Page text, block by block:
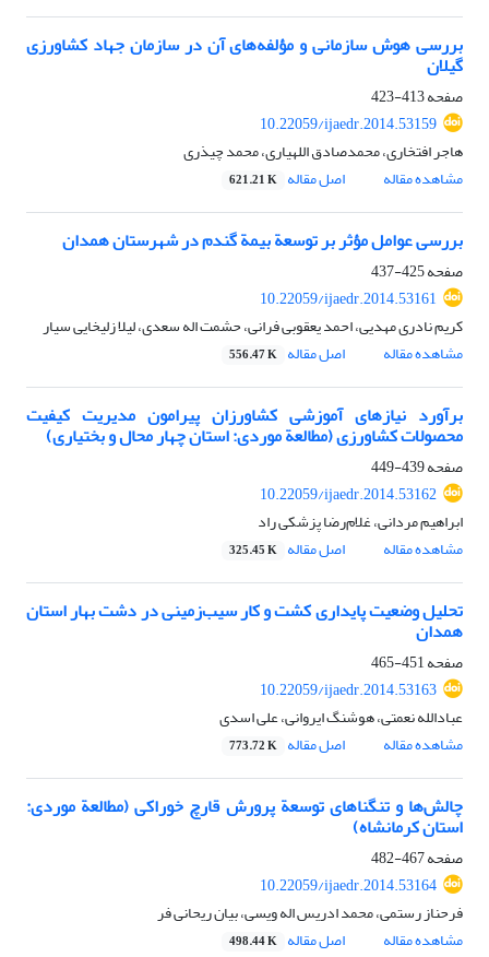
بررسی هوش سازمانی و مؤلفه‌های آن در سازمان جهاد کشاورزی
گیلان
صفحه413-423
10.22059/ijaedr.2014.53159
هاجر افتخاری، محمدصادق اللهیاری، محمد چیذری
مشاهده مقاله
اصل مقاله 621.21 K
بررسی عوامل مؤثر بر توسعة بیمة گندم در شهرستان همدان
صفحه425-437
10.22059/ijaedr.2014.53161
کریم نادری مهدیی، احمد یعقوبی فرانی، حشمت اله سعدی، لیلا زلیخایی سیار
مشاهده مقاله
اصل مقاله 556.47 K
برآورد نیازهای آموزشی کشاورزان پیرامون مدیریت کیفیت
محصولات کشاورزی (مطالعة موردی: استان چهار محال و بختیاری)
صفحه439-449
10.22059/ijaedr.2014.53162
ابراهیم مردانی، غلام‌رضا پزشکی راد
مشاهده مقاله
اصل مقاله 325.45 K
تحلیل وضعیت پایداری کشت و کار سیب‌زمینی در دشت بهار استان
همدان
صفحه451-465
10.22059/ijaedr.2014.53163
عبادالله نعمتی، هوشنگ ایروانی، علی اسدی
مشاهده مقاله
اصل مقاله 773.72 K
چالش‌ها و تنگناهای توسعة پرورش قارچ خوراکی (مطالعة موردی:
استان کرمانشاه)
صفحه467-482
10.22059/ijaedr.2014.53164
فرحناز رستمی، محمد ادریس اله ویسی، بیان ریحانی فر
مشاهده مقاله
اصل مقاله 498.44 K